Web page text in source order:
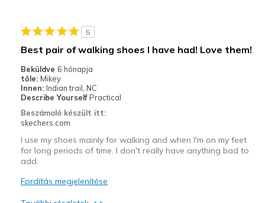
Travel
Width
Sizing
View On Shoes
Shoes are for Wearing
5
Best pair of walking shoes I have had! Love them!
Beküldve 6 hónapja
tőle: Mikey
Innen: Indian trail, NC
Describe Yourself Practical
Beszámoló készült itt:
skechers.com
I use my shoes mainly for walking and when I'm on my feet
for long periods of time. I don't really have anything bad to
add.
Fordítás megjelenítése